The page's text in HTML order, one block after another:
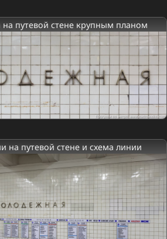
на путевой стене крупным планом
на путевой стене и схема линии